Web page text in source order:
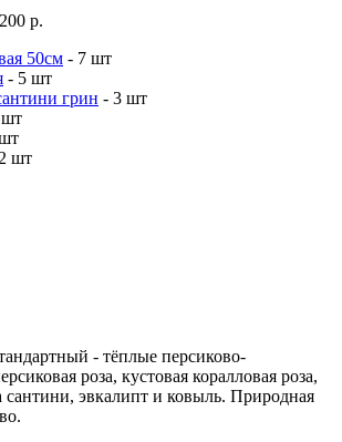
р.
50см - 7 шт
- 5 шт
грин - 3 шт
шт
- тёплые персиково-
роза, кустовая коралловая роза,
сантини, эвкалипт и ковыль. Природная